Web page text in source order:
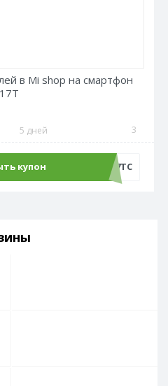
в Mi shop на смартфон
5 дней 3
купон AT17TC